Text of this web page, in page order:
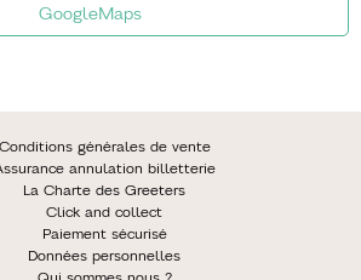
GoogleMaps
Conditions générales de vente
annulation billetterie
La Charte des Greeters
Click and collect
Paiement sécurisé
Données personnelles